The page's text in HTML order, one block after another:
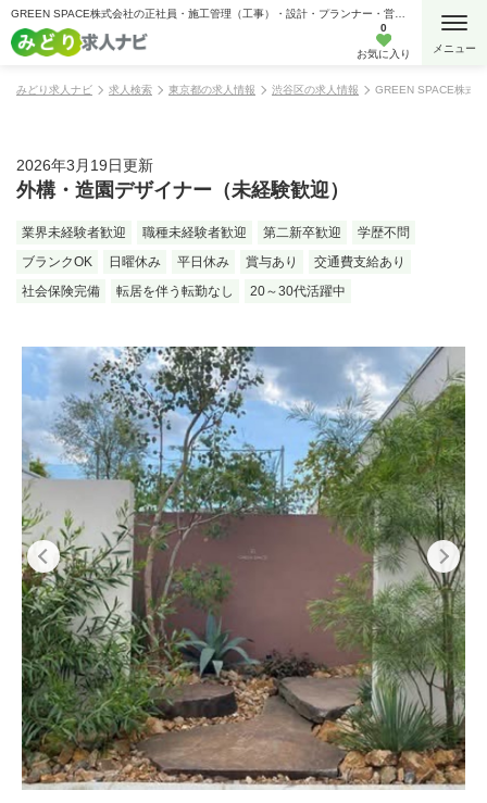
0
お気に入り
みどり求人ナビ 求人検索 東京都の求人情報 渋谷区の求人情報 GREEN SPACE株式
2026年3月19日更新
外構・造園デザイナー（未経験歓迎）
業界未経験者歓迎 職種未経験者歓迎 第二新卒歓迎
学歴不問
ブランクOK
日曜休み 平日休み 賞与あり
交通費支給あり
社会保険完備
転居を伴う転勤なし 20～30代活躍中